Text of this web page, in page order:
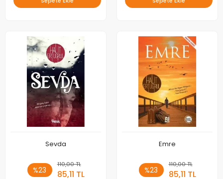
Sevda
%23
110,00 TL
85,11 TL
Emre
%23
110,00 TL
85,11 TL